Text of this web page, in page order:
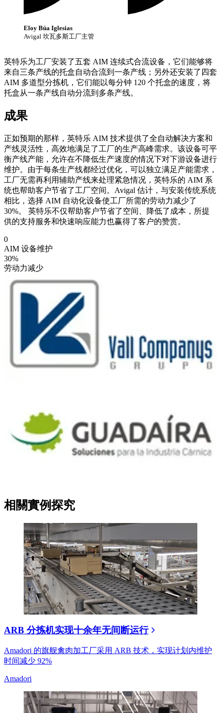
Eloy Búa Iglesias
Avigal 坎瓦多斯工厂主管
英特乐为工厂安装了五套 AIM 连续式合流设备，它们能够将
来自三条产线的托盒自动合流到一条产线；另外还安装了四套
AIM 多道型分拣机，它们能以每分钟 120 个托盒的速度，将
托盒从一条产线自动分流到多条产线。
成果
正如预期的那样，英特乐 AIM 技术提供了全自动解决方案和
产线灵活性，高效地满足了工厂的生产高峰需求。该设备可平
衡产线产能，允许在不降低生产速度的情况下对下游设备进行
维护。由于每条生产线都经过优化，可以独立满足产能需求，
工厂无需再利用辅助产线来处理紧急情况，英特乐的 AIM 系
统也帮助客户节省了工厂空间。Avigal 估计，与安装传统系统
相比，选择 AIM 自动化设备使工厂所需的劳动力减少了
30%。 英特乐不仅帮助客户节省了空间、降低了成本，所提
供的支持服务和快速响应能力也赢得了客户的赞赏。
0
AIM 设备维护
30%
劳动力减少
相關實例探究
ARB 分拣机实现十余年无间断运行
Amadori 的旗舰禽肉加工厂采用 ARB 技术，实现计划内维护
时间减少 92%
Amadori